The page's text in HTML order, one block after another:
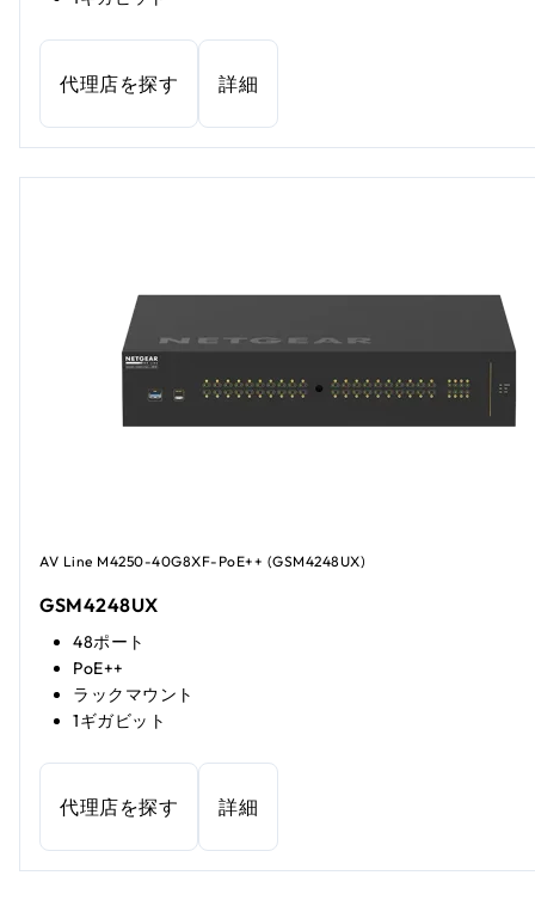
代理店を探す 詳細
AV Line M4250-40G8XF-PoE++ (GSM4248UX)
GSM4248UX
48ポート
PoE++
ラックマウント
1ギガビット
代理店を探す 詳細